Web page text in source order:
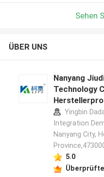
Sehen
ÜBER UNS
Nanyang
Technology
Yingbin
Integration
Nanyang City,
5.0